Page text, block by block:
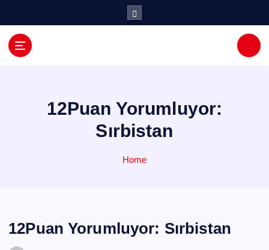
12Puan Yorumluyor:
Sırbistan
Home
12Puan Yorumluyor: Sırbistan